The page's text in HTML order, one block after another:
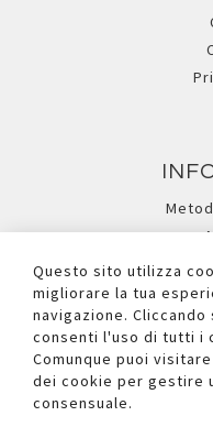
I
Questo sito utilizza
migliorare la tua
navigazione. Cliccando
consenti l'uso di tutti i
Comunque puoi
dei cookie per gestire
consensuale.